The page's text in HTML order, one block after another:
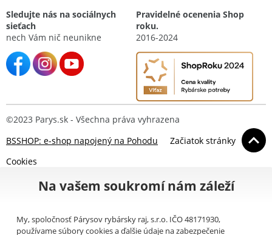
Sledujte nás na sociálnych
sieťach
nech Vám nič neunikne
Pravidelné ocenenia Shop
roku.
2016-2024
©2023 Parys.sk - Všechna práva vyhrazena
BSSHOP: e-shop napojený na Pohodu
Začiatok stránky
Cookies
Na vašem soukromí nám záleží
My, spoločnosť Párysov rybársky raj, s.r.o. IČO 48171930,
používame súbory cookies a ďalšie údaje na zabezpečenie